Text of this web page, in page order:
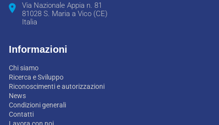
Via Nazionale Appia n. 81
81028 S. Maria a Vico (CE)
Italia
Informazioni
Chi siamo
Ricerca e Sviluppo
Riconoscimenti e autorizzazioni
News
Condizioni generali
Contatti
Lavora con noi